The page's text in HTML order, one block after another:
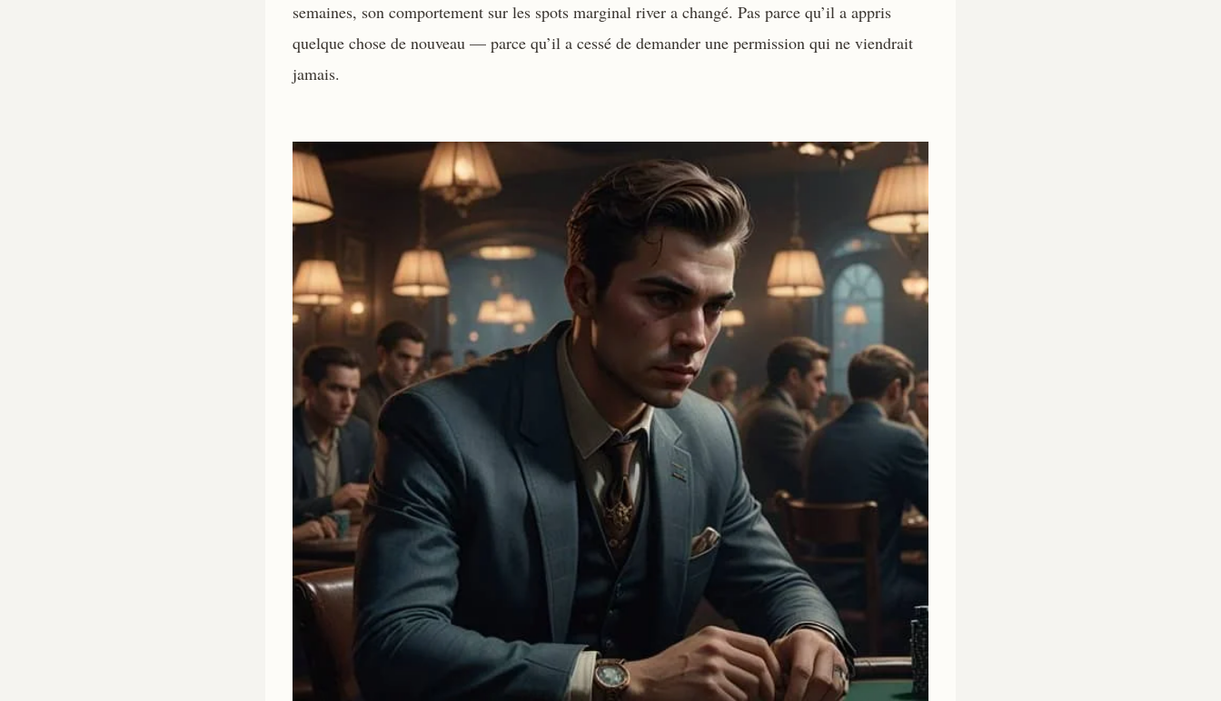
semaines, son comportement sur les spots marginal river a changé. Pas parce qu’il a appris
quelque chose de nouveau — parce qu’il a cessé de demander une permission qui ne viendrait
jamais.